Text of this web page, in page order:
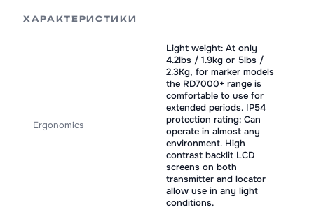
ХАРАКТЕРИСТИКИ
Ergonomics
Light weight: At only
4.2lbs / 1.9kg or 5lbs /
2.3Kg, for marker models
the RD7000+ range is
comfortable to use for
extended periods. IP54
protection rating: Can
operate in almost any
environment. High
contrast backlit LCD
screens on both
transmitter and locator
allow use in any light
conditions.